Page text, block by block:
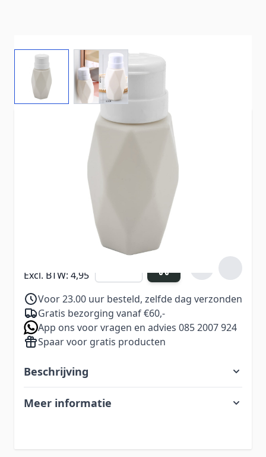
View larger imageView larger image
Deze geometrische dispenserpomp is super
handig en ziet er ook nog eens leuk uit!
Nail Points bij aankoop van dit
Excl. BTW: 4,95
Voor 23.00 uur besteld, zelfde dag verzonden
Gratis bezorging vanaf €60,-
App ons voor vragen en advies 085 2007 924
Spaar voor gratis producten
Beschrijving
Meer informatie